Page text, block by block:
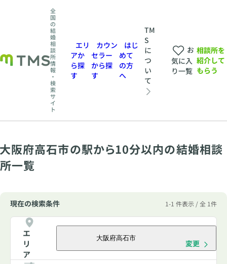
全
国
の
結
婚
相
談
所
情
報
・
検
索
サ
イ
ト
エリ
アか
ら探
す
カウン
セラー
から探
す
はじ
めて
の方
へ
TM
S
に
つ
い
て
お
気に入
り一覧
相談所を
紹介して
もらう
阪府高石市の駅から10分以内の結婚相談
所一覧
現在の検索条件 1-1 件表示 / 全 1件
エ
リ
ア
大阪府高石市
変更